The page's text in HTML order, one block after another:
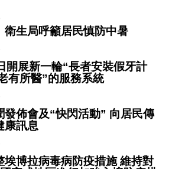
生局呼籲居民慎防中暑
開展新一輪“長者安裝假牙計
有所醫”的服務系統
發佈會及“快閃活動” 向居民傳
康訊息
埃博拉病毒病防疫措施 維持對